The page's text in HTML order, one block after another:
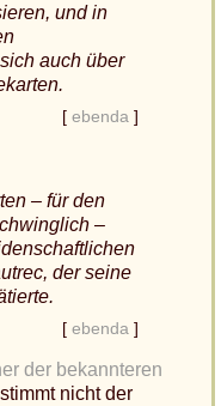
und in
auch über
[ ebenda ]
– für den
–
der seine
[ ebenda ]
der bekannteren
nicht der